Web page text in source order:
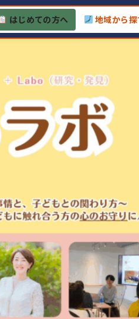
はじめての方へ 地域から探